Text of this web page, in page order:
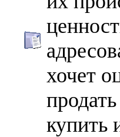
хочет
купить